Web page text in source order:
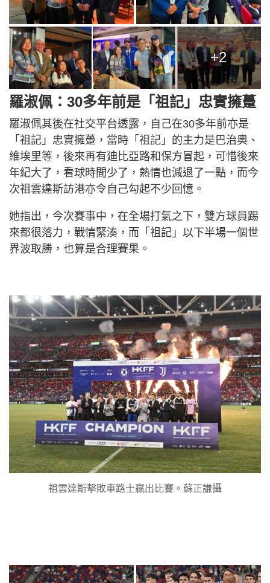
+2
羅淑佩：30多年前是「祖記」忠實擁躉
羅淑佩其後在社交平台透露，自己在30多年前亦是
「祖記」忠實擁躉，當時「祖記」的主力是巴治奧、
維埃里等，後來再有廸比亞路和保方冒起，可惜後來
年紀大了，看球時間少了，熱情也減退了一點，而今
次祖雲達斯訪港亦令自己勾起不少回憶。
她指出，今次賽事中，在全場打氣之下，雙方球員踢
來都很落力，戰情緊湊，而「祖記」以下半場一個世
界波取勝，也算是合理賽果。
祖雲達斯擊敗車路士贏出比賽。蘇正謙攝